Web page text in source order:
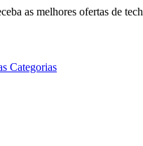
as melhores ofertas de tech
Categorias